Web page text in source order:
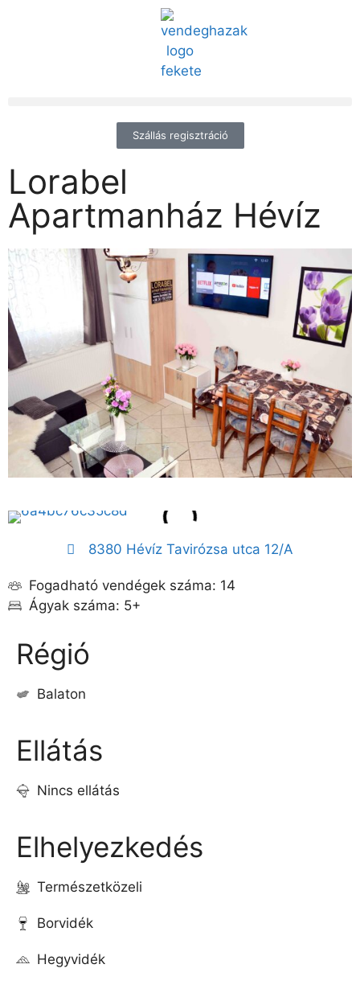
Szállás regisztráció
Lorabel
Apartmanház Hévíz
8380 Hévíz Tavirózsa utca 12/A
Fogadható vendégek száma: 14
Ágyak száma: 5+
Régió
Balaton
Ellátás
Nincs ellátás
Elhelyezkedés
Természetközeli
Borvidék
Hegyvidék